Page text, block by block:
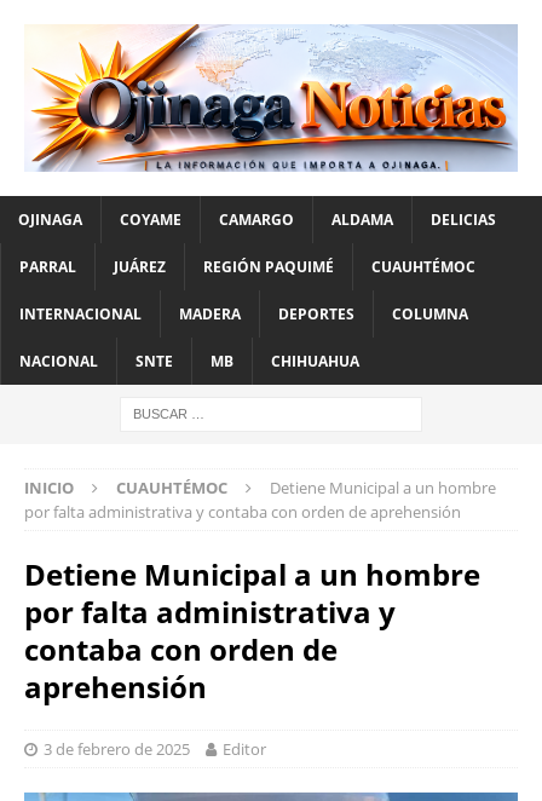
OJINAGA COYAME CAMARGO ALDAMA DELICIAS
PARRAL JUÁREZ REGIÓN PAQUIMÉ CUAUHTÉMOC
INTERNACIONAL MADERA DEPORTES COLUMNA
NACIONAL SNTE MB CHIHUAHUA
INICIO CUAUHTÉMOC
Detiene Municipal a un hombre
por falta administrativa y contaba con orden de aprehensión
Detiene Municipal a un hombre
por falta administrativa y
contaba con orden de
aprehensión
3 de febrero de 2025 Editor